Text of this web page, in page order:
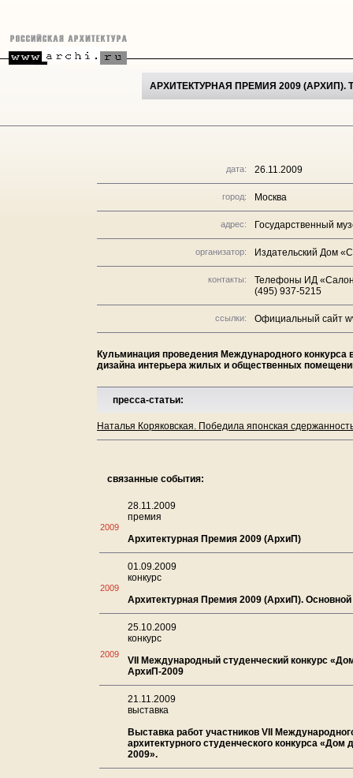
АРХИТЕКТУРНАЯ ПРЕМИЯ 2009
дата: 26.11.2009
город: Москва
адрес: Государственный
организатор: Издательский Дом
контакты:
Телефоны ИД
(495) 937-5215
ссылки: Официальный сайт
Кульминация проведения Международного конкурса
дизайна интерьера жилых и общественных
пресса-статьи:
Наталья Коряковская. Победила японская
связанные события:
2009
28.11.2009
премия
Архитектурная Премия 2009 (АрхиП)
2009
01.09.2009
конкурс
Архитектурная Премия 2009 (АрхиП). Основной
2009
25.10.2009
конкурс
VII Международный студенческий конкурс
АрхиП-2009
21.11.2009
выставка
Выставка работ участников VII
архитектурного студенческого конкурса
2009».